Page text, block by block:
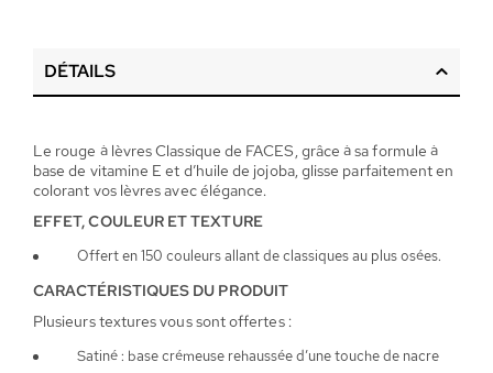
DÉTAILS
Le rouge à lèvres Classique de FACES, grâce à sa formule à
base de vitamine E et d’huile de jojoba, glisse parfaitement en
colorant vos lèvres avec élégance.
EFFET, COULEUR ET TEXTURE
Offert en 150 couleurs allant de classiques au plus osées.
CARACTÉRISTIQUES DU PRODUIT
Plusieurs textures vous sont offertes :
Satiné : base crémeuse rehaussée d’une touche de nacre